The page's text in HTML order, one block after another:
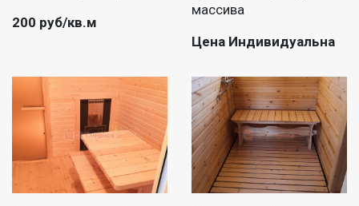
200 руб/кв.м
массива
Цена Индивидуальна